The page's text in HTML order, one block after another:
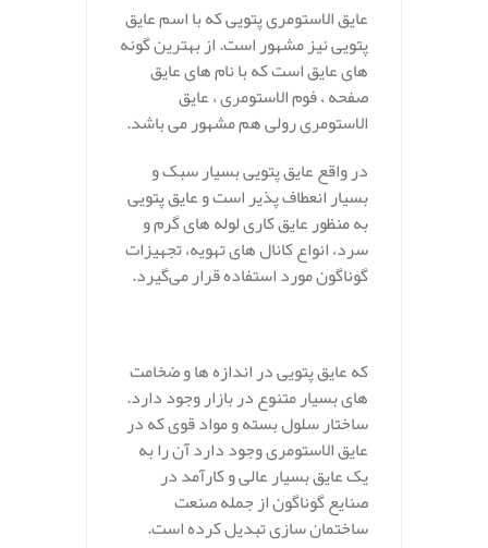
عایق الاستومری پتویی که با اسم عایق
پتویی نیز مشهور است. از بهترین گونه
های عایق است که با نام های عایق
صفحه ، فوم الاستومری ، عایق
الاستومری رولی هم مشهور می باشد.
در واقع عایق پتویی بسیار سبک و
بسیار انعطاف پذیر است و عایق پتویی
به منظور عایق کاری لوله های گرم و
سرد، انواع کانال های تهویه، تجهیزات
گوناگون مورد استفاده قرار می‌گیرد.
که عایق پتویی در اندازه ها و ضخامت
های بسیار متنوع در بازار وجود دارد.
ساختار سلول بسته و مواد قوی که در
عایق الاستومری وجود دارد آن را به
یک عایق بسیار عالی و کارآمد در
صنایع گوناگون از جمله صنعت
ساختمان سازی تبدیل کرده است.